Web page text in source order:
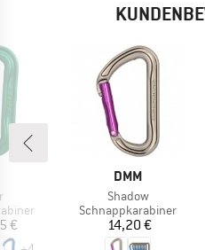
€
MARKE
DMM
Artikel
Shadow
Produktgruppe
Schnappkarabiner
Preis
14,20 €